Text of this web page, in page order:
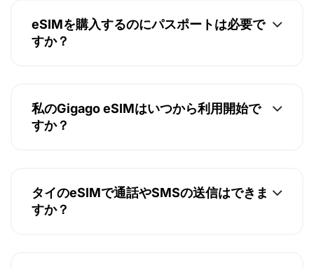
eSIMを購入するのにパスポートは必要で
すか？
私のGigago eSIMはいつから利用開始で
すか？
タイのeSIMで通話やSMSの送信はできま
すか？